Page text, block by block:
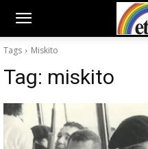
Tags Miskito
Tag: miskito